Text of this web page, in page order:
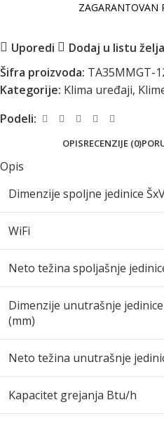
ZAGARANTOVAN
Uporedi
Dodaj u listu želja
Šifra proizvoda: TA35MMGT-
Kategorije: Klima uređaji,
Podeli:
OPISRECENZIJE (0)
Opis
Dimenzije spoljne jedinice
WiFi
Neto težina spoljašnje
Dimenzije unutrašnje jedinice
(mm)
Neto težina unutrašnje
Kapacitet grejanja Btu/h